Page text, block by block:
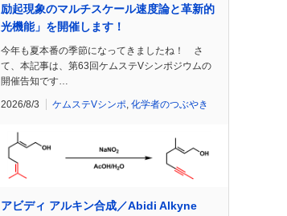
励起現象のマルチスケール速度論と革新的
光機能」を開催します！
今年も夏本番の季節になってきましたね！ さ
て、本記事は、第63回ケムステVシンポジウムの
開催告知です…
2026/8/3 ケムステVシンポ, 化学者のつぶやき
アビディ アルキン合成／Abidi Alkyne